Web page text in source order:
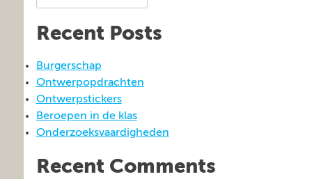
for:
Recent Posts
Burgerschap
Ontwerpopdrachten
Ontwerpstickers
Beroepen in de klas
Onderzoeksvaardigheden
Recent Comments